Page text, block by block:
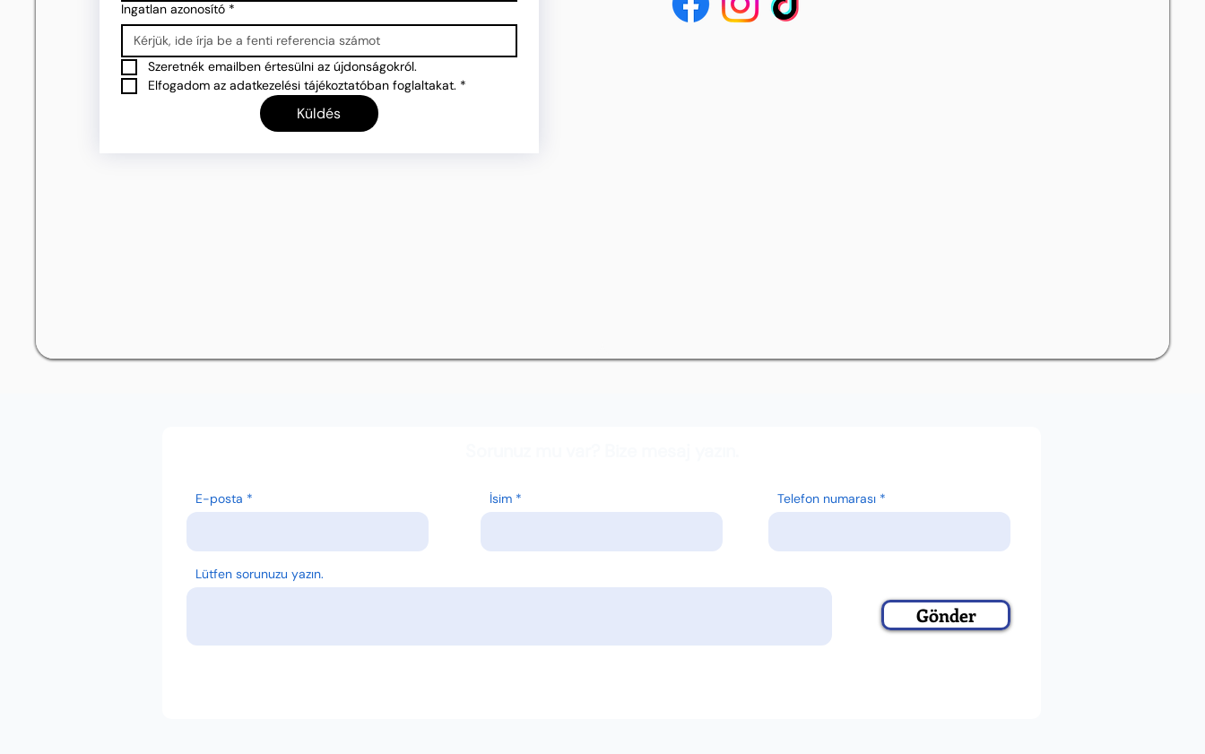
Ingatlan azonosító *
Szeretnék emailben értesülni az újdonságokról.
Elfogadom az adatkezelési tájékoztatóban foglaltakat. *
Küldés
E-posta İsim Telefon numarası
Lütfen sorunuzu yazın.
Gönder